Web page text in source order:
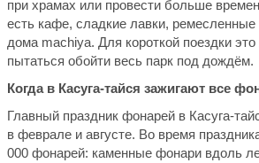
при храмах или провести больше
есть кафе, сладкие лавки,
дома machiya. Для короткой поездки
пытаться обойти весь парк под дождём.
Когда в Касуга-тайся зажигают все
Главный праздник фонарей в Касуга-
в феврале и августе. Во время
000 фонарей: каменные фонари вдоль